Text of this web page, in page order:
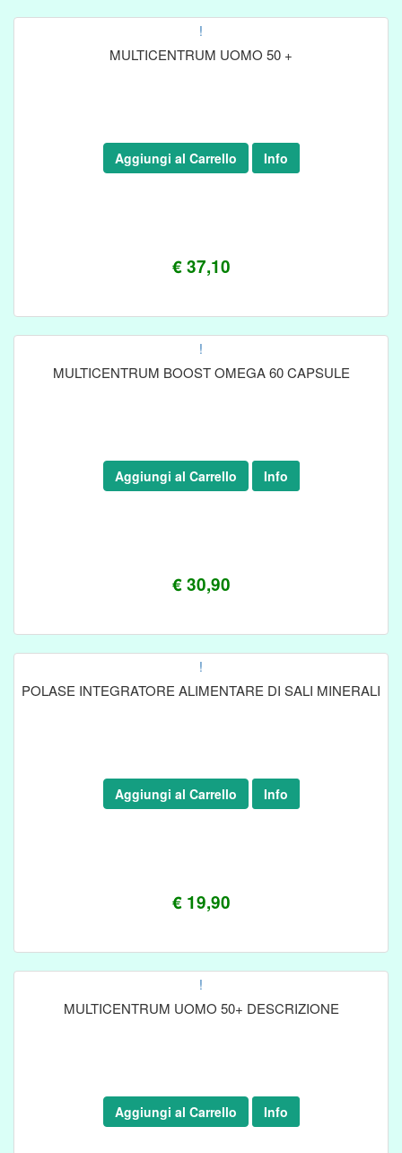
!
MULTICENTRUM UOMO 50 +
€ 37,10
Aggiungi al Carrello Info
!
MULTICENTRUM BOOST OMEGA 60 CAPSULE
€ 30,90
Aggiungi al Carrello Info
!
POLASE INTEGRATORE ALIMENTARE DI SALI MINERALI
€ 19,90
Aggiungi al Carrello Info
!
MULTICENTRUM UOMO 50+ DESCRIZIONE
Aggiungi al Carrello Info